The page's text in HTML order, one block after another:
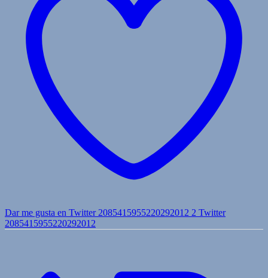
Dar me gusta en Twitter 2085415955220292012 2 Twitter
2085415955220292012